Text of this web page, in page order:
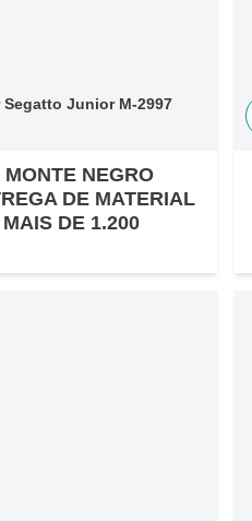
Junior M-2997
NEGRO
DE MATERIAL
DE 1.200